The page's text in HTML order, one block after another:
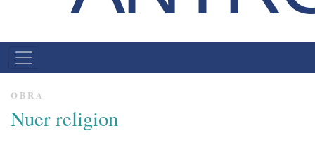
MENU
PRINCIPAL
OBRA
Nuer religion